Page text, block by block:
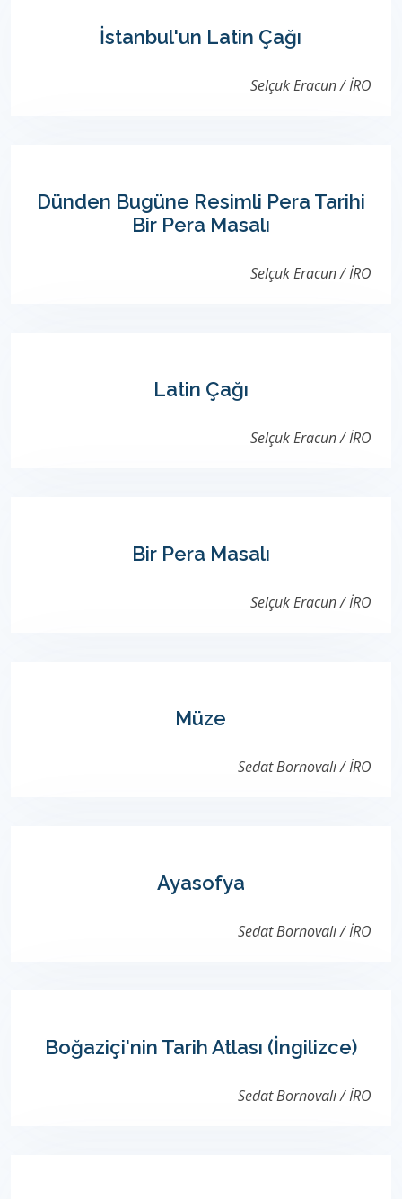
İstanbul'un Latin Çağı
Selçuk Eracun / İRO
Dünden Bugüne Resimli Pera Tarihi
Bir Pera Masalı
Selçuk Eracun / İRO
Latin Çağı
Selçuk Eracun / İRO
Bir Pera Masalı
Selçuk Eracun / İRO
Müze
Sedat Bornovalı / İRO
Ayasofya
Sedat Bornovalı / İRO
Boğaziçi'nin Tarih Atlası (İngilizce)
Sedat Bornovalı / İRO